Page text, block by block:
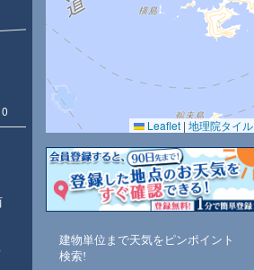
64 62 60 59
北西 北西 北西
Leaflet | 地理院タイル
建物単位まで天気をピンポイント
検索!